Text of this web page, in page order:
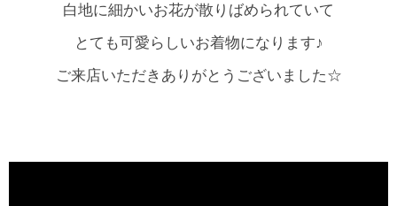
白地に細かいお花が散りばめられていて
とても可愛らしいお着物になります♪
ご来店いただきありがとうございました☆